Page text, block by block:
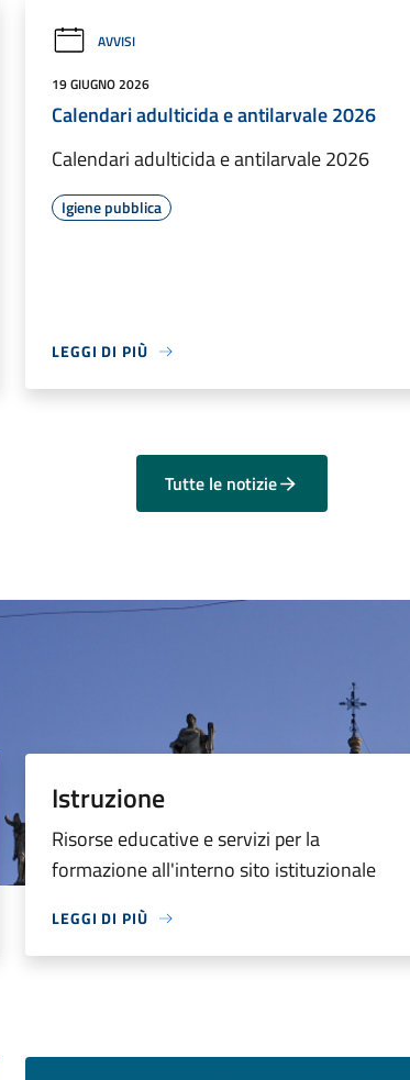
AVVISI
19 GIUGNO 2026
Calendari adulticida e antilarvale 2026
Calendari adulticida e antilarvale 2026
Igiene pubblica
LEGGI DI PIÙ
Tutte le notizie
Istruzione
Risorse educative e servizi per la
formazione all'interno sito istituzionale
LEGGI DI PIÙ